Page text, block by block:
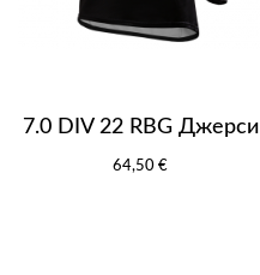
7.0 DIV 22 RBG Джерси
64,50 €